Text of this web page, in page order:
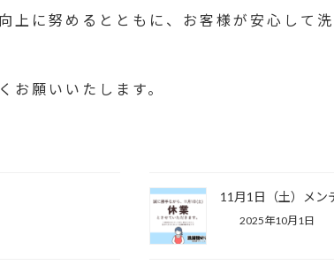
上に努めるとともに、お客様が安心して
お願いいたします。
11月1日（土）メン
2025年10月1日